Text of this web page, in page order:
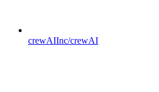
crewAIInc/crewAI